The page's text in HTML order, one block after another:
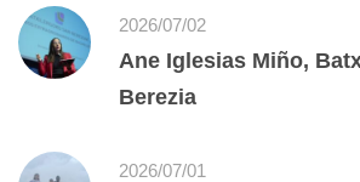
2026/07/02
Ane Iglesias Miño,
Berezia
2026/07/01